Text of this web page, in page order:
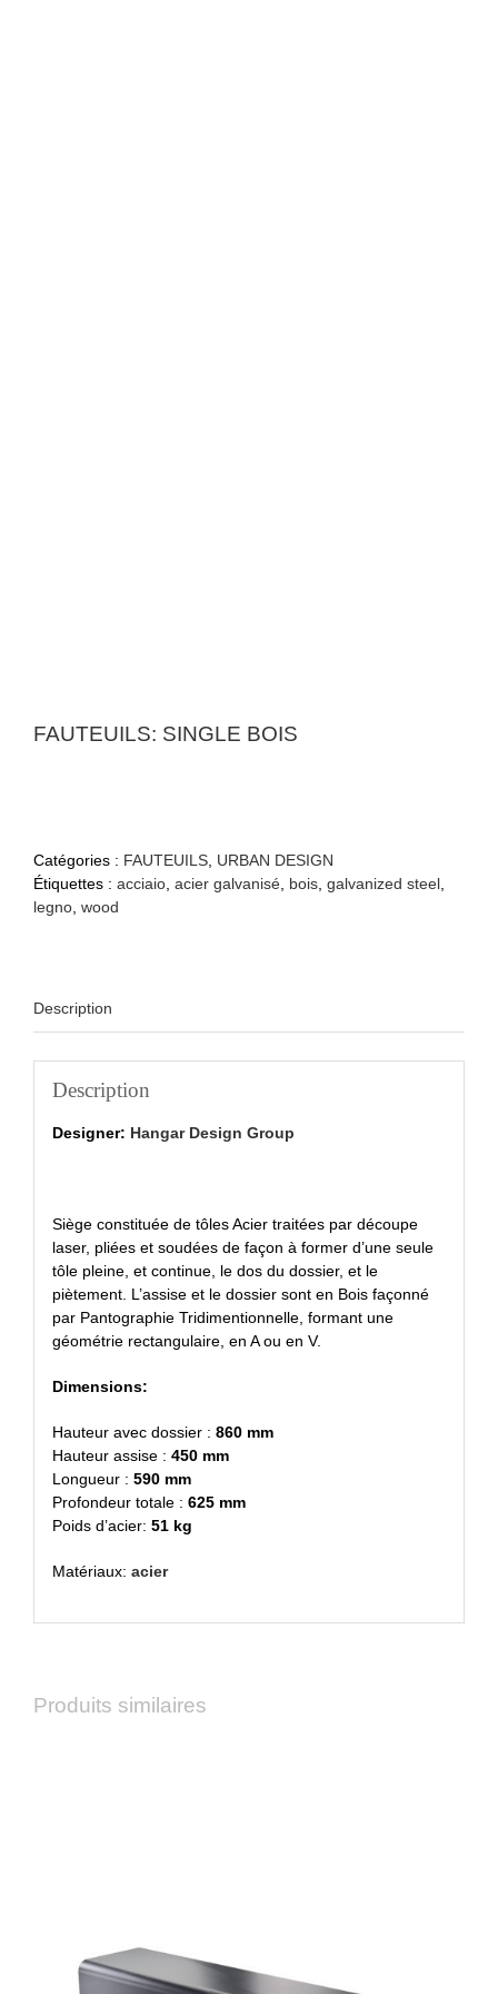
FAUTEUILS: SINGLE BOIS
Catégories : FAUTEUILS URBAN DESIGN
Étiquettes : acciaio acier galvanisé bois galvanized steel
legno wood
Description
Description
Designer: Hangar Design Group
Siège constituée de tôles Acier traitées par découpe
laser, pliées et soudées de façon à former d’une seule
tôle pleine, et continue, le dos du dossier, et le
piètement. L’assise et le dossier sont en Bois façonné
par Pantographie Tridimentionnelle, formant une
géométrie rectangulaire, en A ou en V.
Dimensions:
Hauteur avec dossier : 860 mm
Hauteur assise : 450 mm
Longueur : 590 mm
Profondeur totale : 625 mm
Poids d’acier: 51 kg
Matériaux: acier
Produits similaires